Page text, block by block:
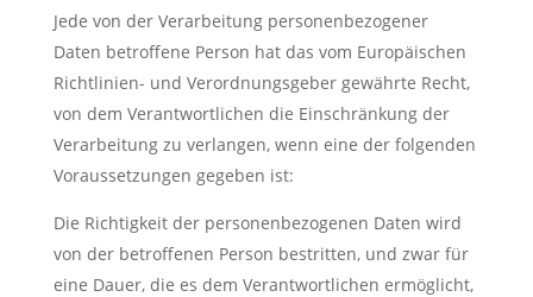
Jede von der Verarbeitung personenbezogener
Daten betroffene Person hat das vom Europäischen
Richtlinien- und Verordnungsgeber gewährte Recht,
von dem Verantwortlichen die Einschränkung der
Verarbeitung zu verlangen, wenn eine der folgenden
Voraussetzungen gegeben ist:
Die Richtigkeit der personenbezogenen Daten wird
von der betroffenen Person bestritten, und zwar für
eine Dauer, die es dem Verantwortlichen ermöglicht,